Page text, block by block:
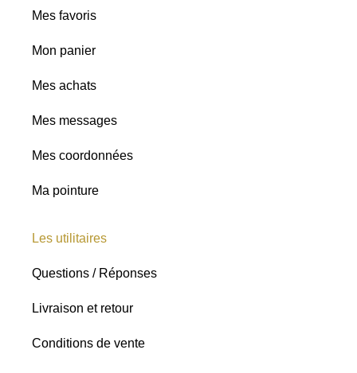
Mes favoris
Mon panier
Mes achats
Mes messages
Mes coordonnées
Ma pointure
Les utilitaires
Questions / Réponses
Livraison et retour
Conditions de vente